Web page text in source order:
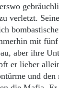
verletzt.
mit
aber ihre
er lieber
und